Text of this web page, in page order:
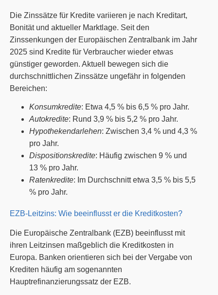
Die Zinssätze für Kredite variieren je nach Kreditart,
Bonität und aktueller Marktlage. Seit den
Zinssenkungen der Europäischen Zentralbank im Jahr
2025 sind Kredite für Verbraucher wieder etwas
günstiger geworden. Aktuell bewegen sich die
durchschnittlichen Zinssätze ungefähr in folgenden
Bereichen:
Konsumkredite: Etwa 4,5 % bis 6,5 % pro Jahr.
Autokredite: Rund 3,9 % bis 5,2 % pro Jahr.
Hypothekendarlehen: Zwischen 3,4 % und 4,3 %
pro Jahr.
Dispositionskredite: Häufig zwischen 9 % und
13 % pro Jahr.
Ratenkredite: Im Durchschnitt etwa 3,5 % bis 5,5
% pro Jahr.
EZB-Leitzins: Wie beeinflusst er die Kreditkosten?
Die Europäische Zentralbank (EZB) beeinflusst mit
ihren Leitzinsen maßgeblich die Kreditkosten in
Europa. Banken orientieren sich bei der Vergabe von
Krediten häufig am sogenannten
Hauptrefinanzierungssatz der EZB.